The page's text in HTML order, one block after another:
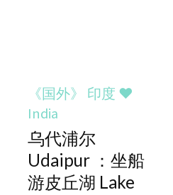
《国外》 印度 ♥
India
乌代浦尔
Udaipur ：坐船
游皮丘湖 Lake